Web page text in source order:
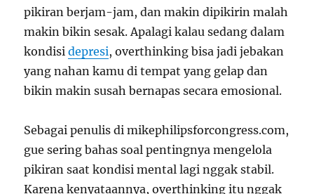
pikiran berjam-jam, dan makin dipikirin malah
makin bikin sesak. Apalagi kalau sedang dalam
kondisidepresi, overthinking bisa jadi jebakan
yang nahan kamu di tempat yang gelap dan
bikin makin susah bernapas secara emosional.
Sebagai penulis di mikephilipsforcongress.com,
gue sering bahas soal pentingnya mengelola
pikiran saat kondisi mental lagi nggak stabil.
Karena kenyataannya, overthinking itu nggak